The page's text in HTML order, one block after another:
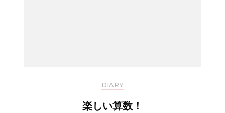
DIARY
楽しい算数！